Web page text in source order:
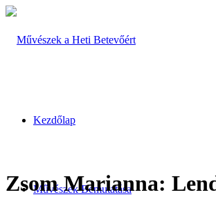
Kezdőlap
Művészek Bemutatása
Zsom Marianna: